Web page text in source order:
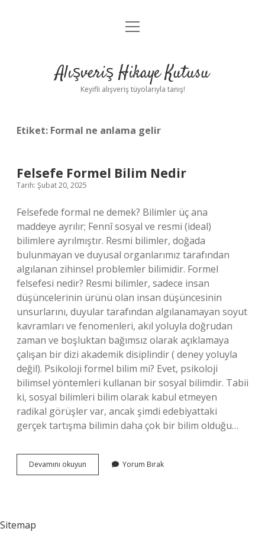
Anasayfa
Yasal Uyarı
menüyü
Alışveriş Hikaye Kutusu
Keyifli alışveriş tüyolarıyla tanış!
Etiket: Formal ne anlama gelir
Felsefe Formel Bilim Nedir
Tarih: Şubat 20, 2025
Felsefede formal ne demek? Bilimler üç ana
maddeye ayrılır; Fennî sosyal ve resmi (ideal)
bilimlere ayrılmıştır. Resmi bilimler, doğada
bulunmayan ve duyusal organlarımız tarafından
algılanan zihinsel problemler bilimidir. Formel
felsefesi nedir? Resmi bilimler, sadece insan
düşüncelerinin ürünü olan insan düşüncesinin
unsurlarını, duyular tarafından algılanamayan soyut
kavramları ve fenomenleri, akıl yoluyla doğrudan
zaman ve boşluktan bağımsız olarak açıklamaya
çalışan bir dizi akademik disiplindir ( deney yoluyla
değil). Psikoloji formel bilim mi? Evet, psikoloji
bilimsel yöntemleri kullanan bir sosyal bilimdir. Tabii
ki, sosyal bilimleri bilim olarak kabul etmeyen
radikal görüşler var, ancak şimdi edebiyattaki
gerçek tartışma bilimin daha çok bir bilim olduğu…
Devamını okuyun
Formel
Yorum Bırak
Sitemap